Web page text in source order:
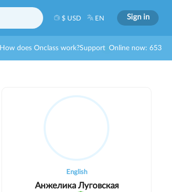
EN
$ USD Sign in
How does Onclass work?Support Online now: 653
English
Анжелика Луговская